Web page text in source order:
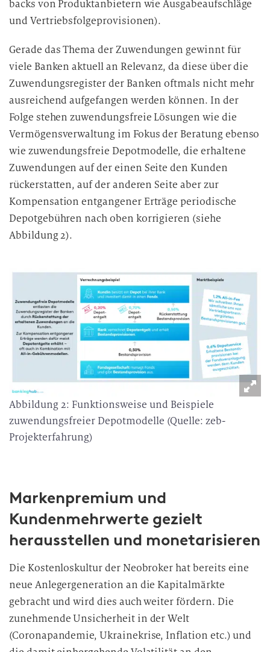
backs von Produktanbietern wie Ausgabeaufschläge
und Vertriebsfolgeprovisionen).
Gerade das Thema der Zuwendungen gewinnt für
viele Banken aktuell an Relevanz, da diese über die
Zuwendungsregister der Banken oftmals nicht mehr
ausreichend aufgefangen werden können. In der
Folge stehen zuwendungsfreie Lösungen wie die
Vermögensverwaltung im Fokus der Beratung ebenso
wie zuwendungsfreie Depotmodelle, die erhaltene
Zuwendungen auf der einen Seite den Kunden
rückerstatten, auf der anderen Seite aber zur
Kompensation entgangener Erträge periodische
Depotgebühren nach oben korrigieren (siehe
Abbildung 2).
Abbildung 2: Funktionsweise und Beispiele
zuwendungsfreier Depotmodelle (Quelle: zeb-
Projekterfahrung)
Markenpremium und
Kundenmehrwerte gezielt
herausstellen und monetarisieren
Die Kostenloskultur der Neobroker hat bereits eine
neue Anlegergeneration an die Kapitalmärkte
gebracht und wird dies auch weiter fördern. Die
zunehmende Unsicherheit in der Welt
(Coronapandemie, Ukrainekrise, Inflation etc.) und